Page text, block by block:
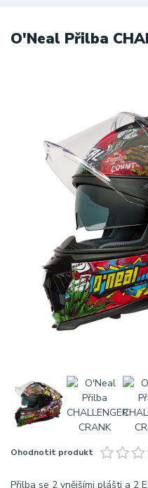
O'Neal Přilba
Ohodnotit produkt
Přilba se 2 vnějšími plášti a 2